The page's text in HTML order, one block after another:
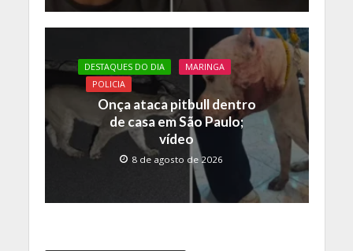
DESTAQUES DO DIA
MARINGA
POLICIA
Onça ataca pitbull dentro
de casa em São Paulo;
vídeo
8 de agosto de 2026